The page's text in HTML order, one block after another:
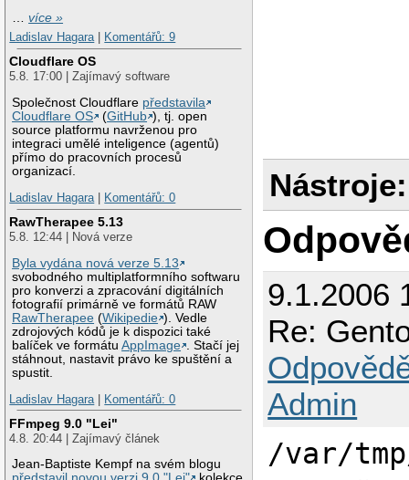
…více »
Ladislav Hagara| Komentářů: 9
Cloudflare OS
5.8. 17:00 | Zajímavý software
Společnost Cloudflare představila
Cloudflare OS
(GitHub ), tj. open
source platformu navrženou pro
integraci umělé inteligence (agentů)
přímo do pracovních procesů
organizací.
Ladislav Hagara| Komentářů: 0
RawTherapee 5.13
5.8. 12:44 | Nová verze
Byla vydána nová verze 5.13
svobodného multiplatformního softwaru
pro konverzi a zpracování digitálních
fotografií primárně ve formátů RAW
RawTherapee (Wikipedie ). Vedle
zdrojových kódů je k dispozici také
balíček ve formátuAppImage
. Stačí jej
stáhnout, nastavit právo ke spuštění a
spustit.
Ladislav Hagara| Komentářů: 0
FFmpeg 9.0 "Lei"
4.8. 20:44 | Zajímavý článek
Jean-Baptiste Kempf na svém blogu
>>> md5 files
>>> md5 files
>>> md5 files
>>> md5 files
>>> md5 files
>>> md5 files
>>> md5 files
>>> md5 files
>>> md5 files
>>> md5 files
>>> md5 files
>>> md5 files
>>> md5 files
>>> md5 files
>>> md5 files
>>> md5 files
>>> md5 files
Nástroje:
9.1.2006
Re:
Admin
/var/